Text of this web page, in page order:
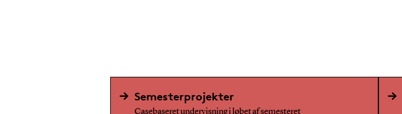
Semesterprojekter
Casebaseret undervisning i løbet af semesteret